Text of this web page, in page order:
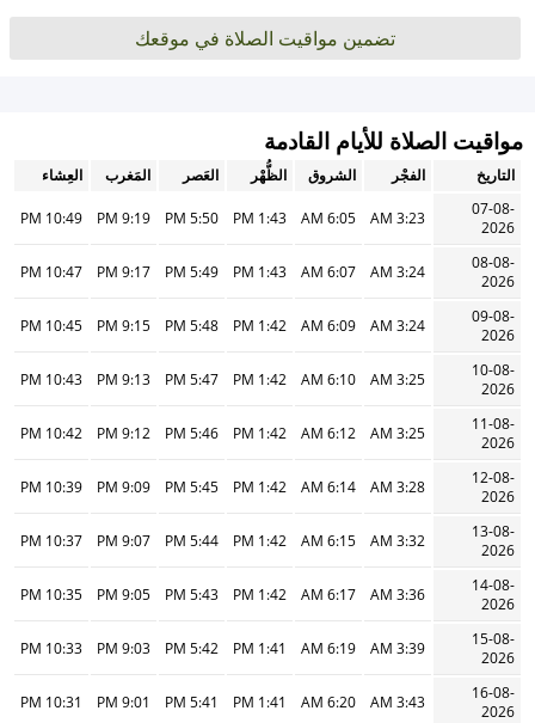
تضمين مواقيت الصلاة في موقعك
مواقيت الصلاة للأيام القادمة
التاريخ الفجْر الشروق الظُّهْر العَصر المَغرب
العِشاء
07-08-
2026
3:23 AM
6:05 AM
1:43 PM
5:50 PM
9:19 PM
10:49 PM
08-08-
2026
3:24 AM
6:07 AM
1:43 PM
5:49 PM
9:17 PM
10:47 PM
09-08-
2026
3:24 AM
6:09 AM
1:42 PM
5:48 PM
9:15 PM
10:45 PM
10-08-
2026
3:25 AM
6:10 AM
1:42 PM
5:47 PM
9:13 PM
10:43 PM
11-08-
2026
3:25 AM
6:12 AM
1:42 PM
5:46 PM
9:12 PM
10:42 PM
12-08-
2026
3:28 AM
6:14 AM
1:42 PM
5:45 PM
9:09 PM
10:39 PM
13-08-
2026
3:32 AM
6:15 AM
1:42 PM
5:44 PM
9:07 PM
10:37 PM
14-08-
2026
3:36 AM
6:17 AM
1:42 PM
5:43 PM
9:05 PM
10:35 PM
15-08-
2026
3:39 AM
6:19 AM
1:41 PM
5:42 PM
9:03 PM
10:33 PM
16-08-
2026
3:43 AM
6:20 AM
1:41 PM
5:41 PM
9:01 PM
10:31 PM